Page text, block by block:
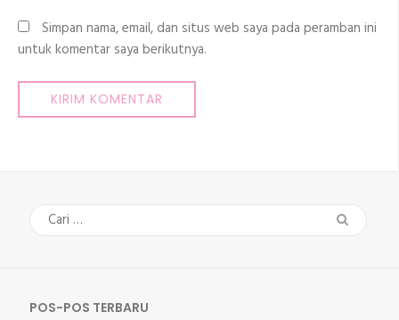
Simpan nama, email, dan situs web saya pada peramban ini
untuk komentar saya berikutnya.
Cari
untuk:
POS-POS TERBARU